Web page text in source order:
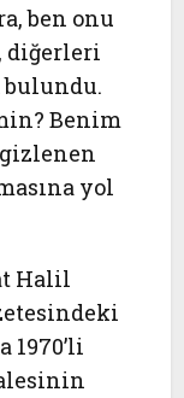
ben onu
diğerleri
bulundu.
Benim
gizlenen
yol
Halil